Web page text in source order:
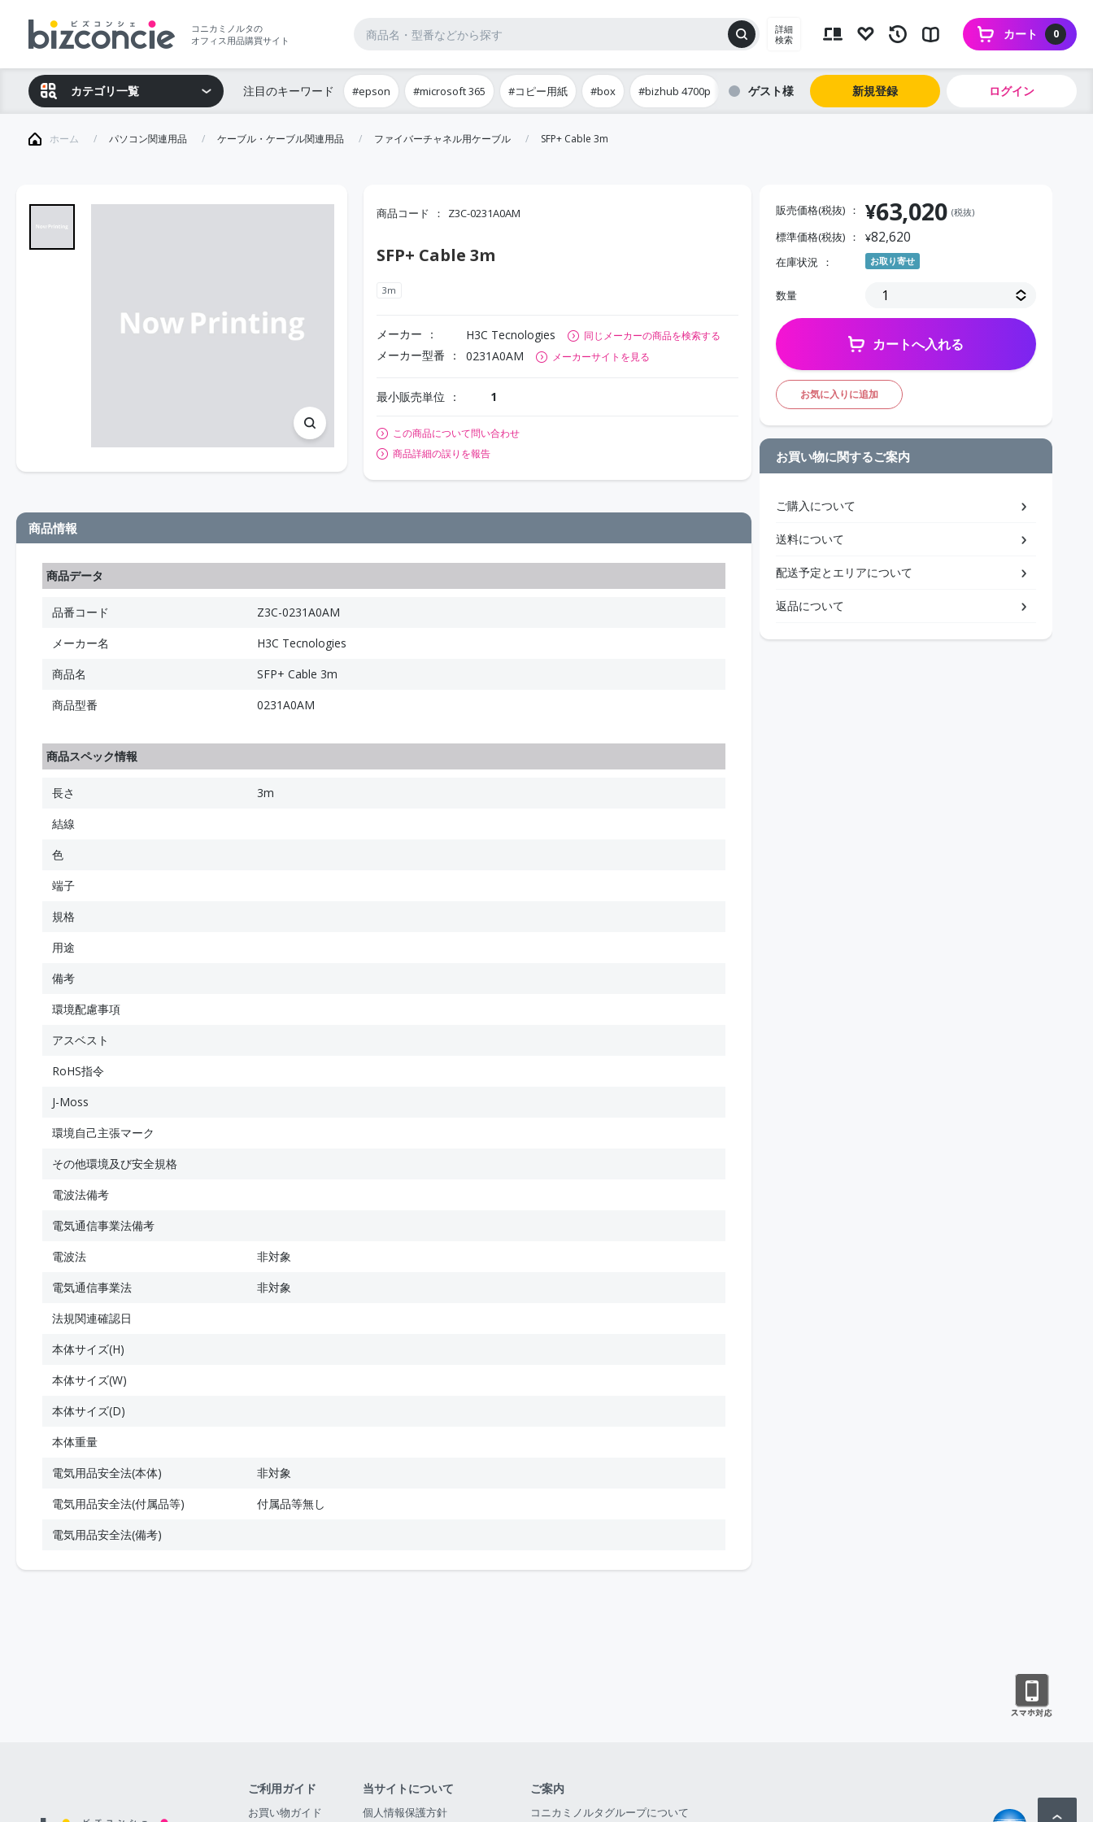
コニカミノルタの
オフィス用品購買サイト
詳細
検索
0
カート
カテゴリ一覧 注目のキーワード #epson #microsoft 365 #コピー用紙 #box #bizhub 4700p ゲスト 新規登録 ログイン
ホーム パソコン関連用品 ケーブル・ケーブル関連用品 ファイバーチャネル用ケーブル SFP+ Cable 3m
商品コード Z3C-0231A0AM
SFP+ Cable 3m
3m
メーカー H3C Tecnologies 同じメーカーの商品を検索する
メーカー型番 0231A0AM メーカーサイトを見る
最小販売単位 1
この商品について問い合わせ
商品詳細の誤りを報告
商品情報
商品データ
品番コード
Z3C-0231A0AM
メーカー名
H3C Tecnologies
商品名
SFP+ Cable 3m
商品型番
0231A0AM
商品スペック情報
長さ
3m
結線
色
端子
規格
用途
備考
環境配慮事項
アスベスト
RoHS指令
J-Moss
環境自己主張マーク
その他環境及び安全規格
電波法備考
電気通信事業法備考
電波法
非対象
電気通信事業法
非対象
法規関連確認日
本体サイズ(H)
本体サイズ(W)
本体サイズ(D)
本体重量
電気用品安全法(本体)
非対象
電気用品安全法(付属品等)
付属品等無し
電気用品安全法(備考)
販売価格(税抜) ¥63,020 (税抜)
標準価格(税抜) ¥82,620
在庫状況 お取り寄せ
数量
カートへ入れる
お気に入りに追加
お買い物に関するご案内
ご購入について
送料について
配送予定とエリアについて
返品について
ご利用ガイド
お買い物ガイド
当サイトについて
個人情報保護方針
ご案内
コニカミノルタグループについて